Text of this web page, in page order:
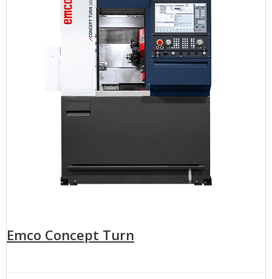
Emco Concept Turn